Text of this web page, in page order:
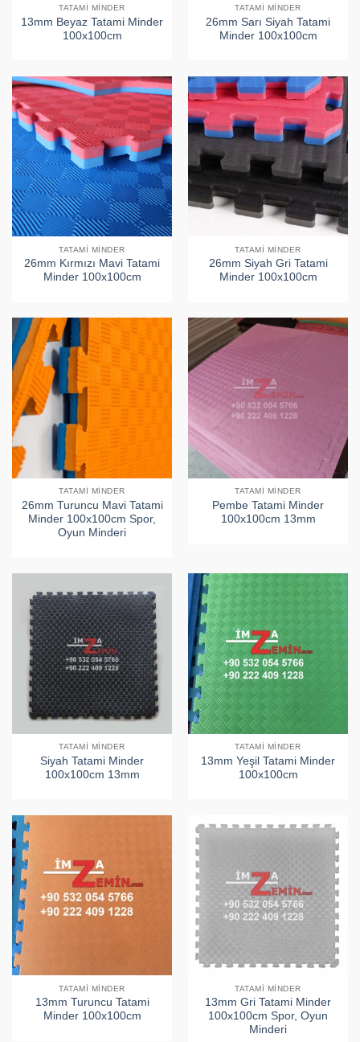
TATAMI MINDER
13mm Beyaz Tatami Minder
100x100cm
TATAMI MINDER
26mm Sarı Siyah Tatami
Minder 100x100cm
TATAMI MINDER
26mm Kırmızı Mavi Tatami
Minder 100x100cm
TATAMI MINDER
26mm Siyah Gri Tatami
Minder 100x100cm
TATAMI MINDER
26mm Turuncu Mavi Tatami
Minder 100x100cm Spor,
Oyun Minderi
TATAMI MINDER
Pembe Tatami Minder
100x100cm 13mm
TATAMI MINDER
Siyah Tatami Minder
100x100cm 13mm
TATAMI MINDER
13mm Yeşil Tatami Minder
100x100cm
TATAMI MINDER
13mm Turuncu Tatami
Minder 100x100cm
TATAMI MINDER
13mm Gri Tatami Minder
100x100cm Spor, Oyun
Minderi